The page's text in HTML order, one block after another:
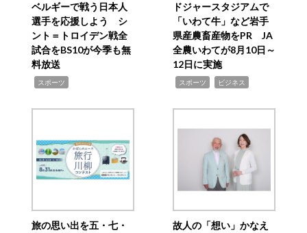
ベルギーで戦う日本人
選手を応援しよう シ
ント＝トロイデン戦全
試合をBS10が今季も無
料放送
スポーツ
ドジャースタジアムで
「いわて牛」など岩手
県産農畜産物をPR JA
全農いわてが8月10日～
12日に実施
スポーツ ビジネス
旅の思い出を五・七・
故人の「想い」かなえ